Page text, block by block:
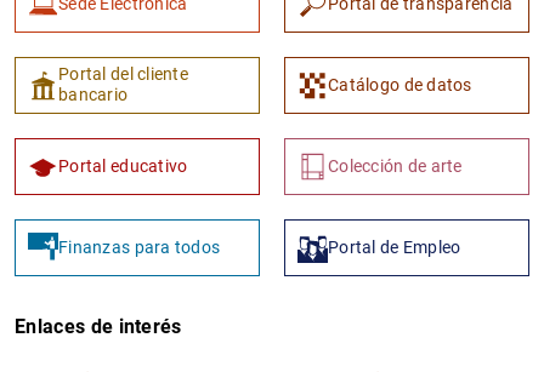
Portal del cliente
bancario
Catálogo de datos
Portal educativo Colección de arte
Finanzas para todos Portal de Empleo
Enlaces de interés